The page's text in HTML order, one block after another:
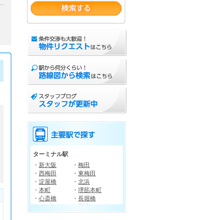
ターミナル駅
・ 新大阪 ・ 梅田
・ 西梅田 ・ 東梅田
・ 淀屋橋 ・ 北浜
・ 本町 ・ 堺筋本町
・ 心斎橋 ・ 長堀橋